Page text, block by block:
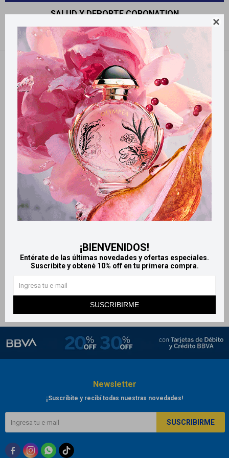

¡BIENVENIDOS!
Entérate de las últimas novedades y ofertas especiales.
Suscribite y obtené 10% off en tu primera compra.
SUSCRIBIRME
SALUD Y DEPORTE CORONATION
Filtrando por: Salud y deporte Coronation Quitar filtros
LlegaMAÑANA
MAÑANA
Bolsa de agua caliente 2L
$ 340
Newsletter
¡Suscribite y recibí todas nuestras novedades!
SUSCRIBIRME
  